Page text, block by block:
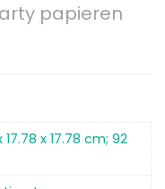
papieren
17.78 x 17.78 cm; 92